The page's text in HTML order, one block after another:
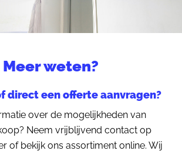
Meer weten?
direct een offerte aanvragen?
over de mogelijkheden van
Neem vrijblijvend contact op
of bekijk ons assortiment online. Wij